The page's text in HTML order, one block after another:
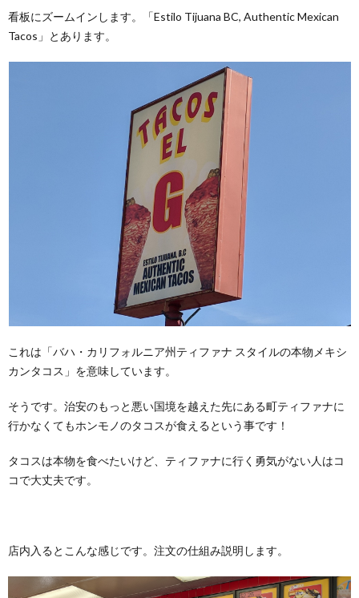
看板にズームインします。「Estilo Tijuana BC, Authentic Mexican
Tacos」とあります。
これは「バハ・カリフォルニア州ティファナ スタイルの本物メキシ
カンタコス」を意味しています。
そうです。治安のもっと悪い国境を越えた先にある町ティファナに
行かなくてもホンモノのタコスが食えるという事です！
タコスは本物を食べたいけど、ティファナに行く勇気がない人はコ
コで大丈夫です。
店内入るとこんな感じです。注文の仕組み説明します。